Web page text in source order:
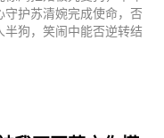
守护苏清婉完成使命，否
半狗，笑闹中能否逆转结